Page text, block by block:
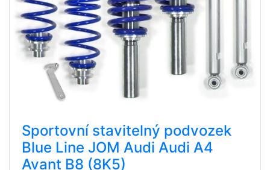
Sportovní stavitelný podvozek
Blue Line JOM Audi Audi A4
Avant B8 (8K5)